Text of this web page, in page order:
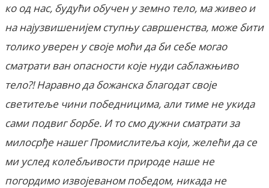
ко од нас, будући обучен у земно тело, ма живео и
на најузвишенијем ступњу савршенства, може бити
толико уверен у своје моћи да би себе могао
сматрати ван опасности које нуди саблажњиво
тело?! Наравно да божанска благодат своје
светитеље чини победницима, али тиме не укида
сами подвиг борбе. И то смо дужни сматрати за
милосрђе нашег Промислитеља који, желећи да се
ми услед колебљивости природе наше не
погордимо извојеваном победом, никада не